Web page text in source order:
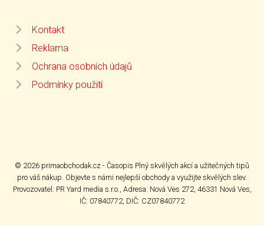
Kontakt
Reklama
Ochrana osobních údajů
Podmínky použití
© 2026 primaobchodak.cz - Časopis Plný skvělých akcí a užitečných tipů
pro váš nákup. Objevte s námi nejlepší obchody a využijte skvělých slev.
Provozovatel: PR Yard media s.r.o., Adresa: Nová Ves 272, 46331 Nová Ves,
IČ: 07840772, DIČ: CZ07840772